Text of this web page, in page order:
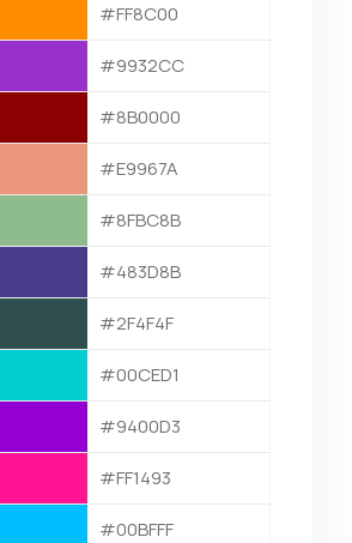
#FF8C00
#9932CC
#8B0000
#E9967A
#8FBC8B
#483D8B
#2F4F4F
#00CED1
#9400D3
#FF1493
#00BFFF